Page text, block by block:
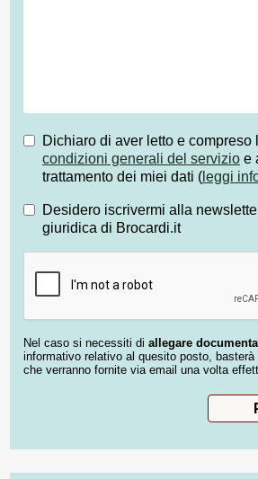
Dichiaro di aver letto e compreso
condizioni generali del servizio e
trattamento dei miei dati ( leggi
Desidero iscrivermi alla
giuridica di Brocardi.it
Nel caso si necessiti di allegare
informativo relativo al quesito posto,
che verranno fornite via email una volta